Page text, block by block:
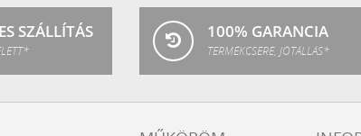
SZÁLLÍTÁS 100% GARANCIA
TERMÉKCSERE, JÓTÁLLÁS*